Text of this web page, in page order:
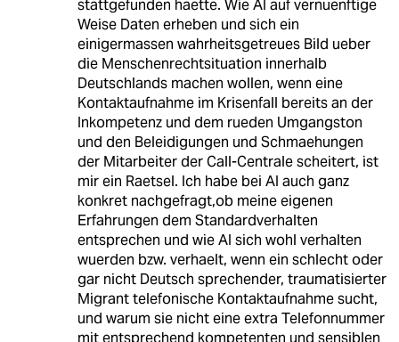
stattgefunden haette. Wie AI auf vernuenftige
Weise Daten erheben und sich ein
einigermassen wahrheitsgetreues Bild ueber
die Menschenrechtsituation innerhalb
Deutschlands machen wollen, wenn eine
Kontaktaufnahme im Krisenfall bereits an der
Inkompetenz und dem rueden Umgangston
und den Beleidigungen und Schmaehungen
der Mitarbeiter der Call-Centrale scheitert, ist
mir ein Raetsel. Ich habe bei AI auch ganz
konkret nachgefragt,ob meine eigenen
Erfahrungen dem Standardverhalten
entsprechen und wie AI sich wohl verhalten
wuerden bzw. verhaelt, wenn ein schlecht oder
gar nicht Deutsch sprechender, traumatisierter
Migrant telefonische Kontaktaufnahme sucht,
und warum sie nicht eine extra Telefonnummer
mit entsprechend kompetenten und sensiblen